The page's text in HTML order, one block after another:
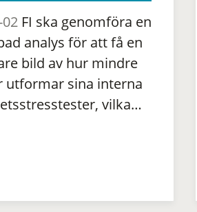
FI ska genomföra en
analys för att få en
bild av hur mindre
utformar sina interna
vilka…